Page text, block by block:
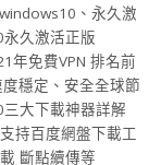
、永久激
久激活正版
年免費VPN 排名前
穩定、安全全球節
三大下載神器詳解
持百度網盤下載工
斷點續傳等